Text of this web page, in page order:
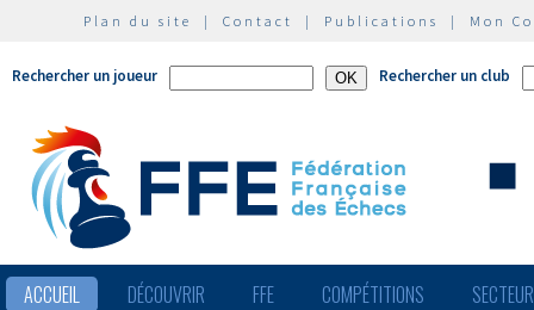
Plan du site | Contact | Publications | Mon
Rechercher un joueur Rechercher un club
ACCUEIL DÉCOUVRIR FFE COMPÉTITIONS